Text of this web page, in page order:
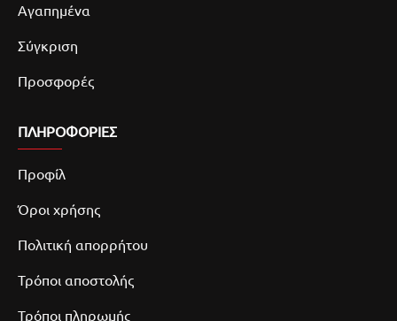
Αγαπημένα
Σύγκριση
Προσφορές
ΠΛΗΡΟΦΟΡΙΕΣ
Προφίλ
Όροι χρήσης
Πολιτική απορρήτου
Τρόποι αποστολής
Τρόποι πληρωμής